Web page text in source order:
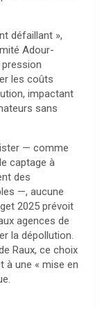
défaillant »,
Adour-
les coûts
impactant
sans
— comme
captage à
des
—, aucune
2025 prévoit
agences de
la dépollution.
Raux, ce choix
à une « mise en